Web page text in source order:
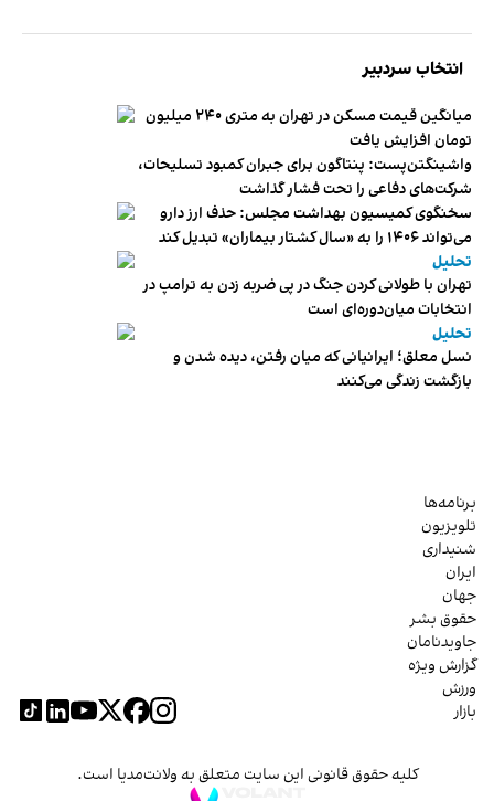
انتخاب سردبیر
میانگین قیمت مسکن در تهران به متری ۲۴۰ میلیون
تومان افزایش یافت
واشینگتن‌پست: پنتاگون برای جبران کمبود تسلیحات،
شرکت‌های دفاعی را تحت فشار گذاشت
سخنگوی کمیسیون بهداشت مجلس: حذف ارز دارو
می‌تواند ۱۴۰۶ را به «سال کشتار بیماران» تبدیل کند
تحلیل
تهران با طولانی کردن جنگ در پی ضربه زدن به ترامپ در
انتخابات میان‌دوره‌ای است
تحلیل
نسل معلق؛ ایرانیانی که میان رفتن، دیده شدن و
بازگشت زندگی می‌کنند
برنامه‌ها
تلویزیون
شنیداری
ایران
جهان
حقوق بشر
جاویدنامان
گزارش ویژه
ورزش
بازار
کلیه حقوق قانونی این سایت متعلق به ولانت‌مدیا است.